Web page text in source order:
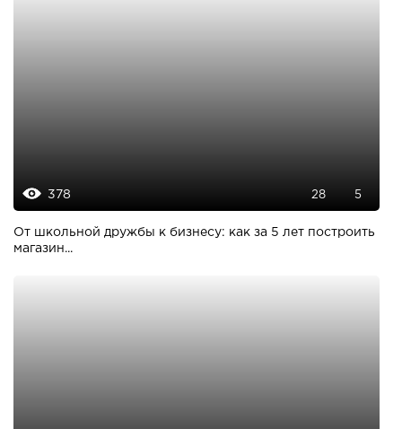
378 28 5
От школьной дружбы к бизнесу: как за 5 лет построить
магазин...